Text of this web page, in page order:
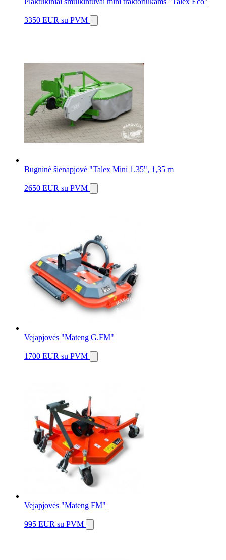
3350 EUR su PVM
Būgninė šienapjovė "Talex Mini 1.35", 1,35 m
2650 EUR su PVM
Vejapjovės "Mateng G.FM"
1700 EUR su PVM
Vejapjovės "Mateng FM"
995 EUR su PVM